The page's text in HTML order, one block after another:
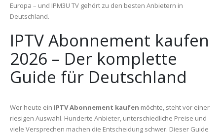
Europa – und IPM3U TV gehört zu den besten Anbietern in
Deutschland.
IPTV Abonnement kaufen
2026 – Der komplette
Guide für Deutschland
Wer heute ein IPTV Abonnement kaufen möchte, steht vor einer
riesigen Auswahl. Hunderte Anbieter, unterschiedliche Preise und
viele Versprechen machen die Entscheidung schwer. Dieser Guide